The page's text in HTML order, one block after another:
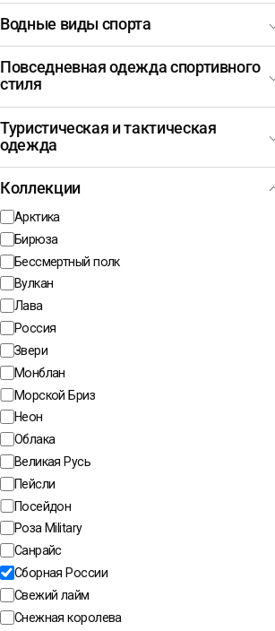
Водные виды спорта
Повседневная одежда спортивного
стиля
Туристическая и тактическая
одежда
Коллекции
Арктика
Бирюза
Бессмертный полк
Вулкан
Лава
Россия
Звери
Монблан
Морской Бриз
Неон
Облака
Великая Русь
Пейсли
Посейдон
Роза Military
Санрайс
Сборная России
Свежий лайм
Снежная королева